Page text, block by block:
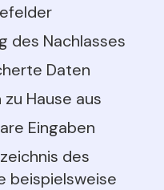
des Nachlasses
Daten
Hause aus
Eingaben
des
beispielsweise